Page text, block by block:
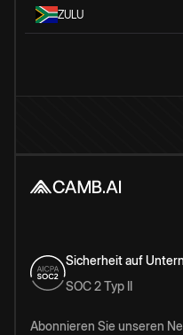
ZULU
Sicherheit auf
SOC 2 Typ II
Abonnieren Sie unseren